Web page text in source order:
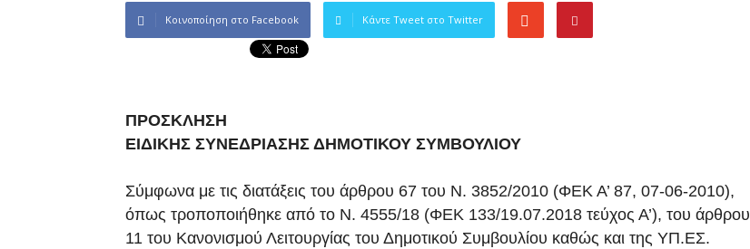
Κοινοποίηση στο Facebook Κάντε Tweet στο Twitter
ΠΡΟΣΚΛΗΣΗ
ΕΙΔΙΚΗΣ ΣΥΝΕΔΡΙΑΣΗΣ ΔΗΜΟΤΙΚΟΥ ΣΥΜΒΟΥΛΙΟΥ
Σύμφωνα με τις διατάξεις του άρθρου 67 του Ν. 3852/2010 (ΦΕΚ Α’ 87, 07-06-2010),
όπως τροποποιήθηκε από το N. 4555/18 (ΦΕΚ 133/19.07.2018 τεύχος Α’), του άρθρου
11 του Κανονισμού Λειτουργίας του Δημοτικού Συμβουλίου καθώς και της ΥΠ.ΕΣ.